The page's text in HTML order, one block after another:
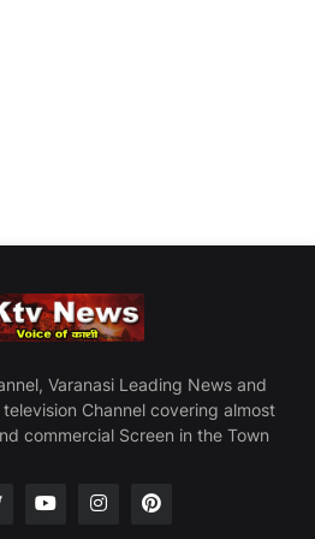
Varanasi Leading News and
Channel covering almost
commercial Screen in the Town